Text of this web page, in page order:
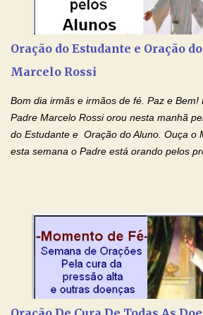
Rossi Site Padre Marcelo Rossi (para
Tocai, Cura! E Restaura! "Jesus, no poder
gerações, através de todas as raízes da
genealógica. Que o Sangue de Jesus,
Oração do Estudante e Oração
Marcelo Rossi
Bom dia irmãs e irmãos de fé. Paz e
Padre Marcelo Rossi orou nesta manhã
do Estudante e Oração do Aluno. Ouça o
esta semana o Padre está orando pelos
intelectualmente e espiritualmente para o
amor Ágape de Jesus e no amor materno
Fique com a paz de Jesus e o amor de
Fé Oração do Estudante I Senhor, eu sou
inteligente. Prova isto é o fato de eu estar